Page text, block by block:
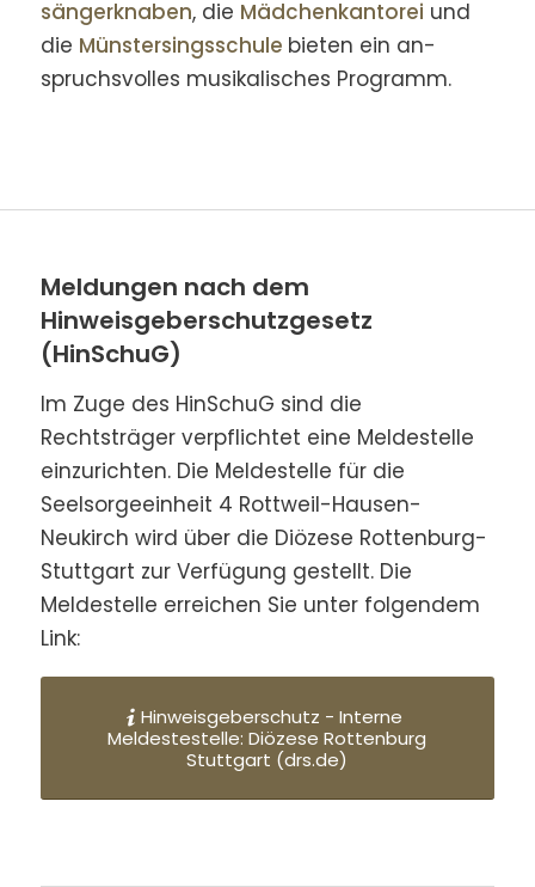
sänger­knaben, die Mädchen­kanto­rei und
die Münster­sings­schule bieten ein an­
spruchs­volles musikalisches Pro­gramm.
Meldungen nach dem
Hinweisgeberschutzgesetz
(HinSchuG)
Im Zuge des HinSchuG sind die
Rechtsträger verpflichtet eine Meldestelle
einzurichten. Die Meldestelle für die
Seelsorgeeinheit 4 Rottweil-Hausen-
Neukirch wird über die Diözese Rottenburg-
Stuttgart zur Verfügung gestellt. Die
Meldestelle erreichen Sie unter folgendem
Link:
Hinweisgeberschutz - Interne
Meldestestelle: Diözese Rottenburg
Stuttgart (drs.de)